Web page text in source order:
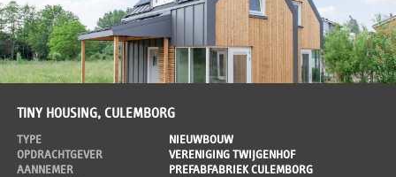
TINY HOUSING, CULEMBORG
TYPE
NIEUWBOUW
OPDRACHTGEVER
VERENIGING TWIJGENHOF
AANNEMER
PREFABFABRIEK CULEMBORG